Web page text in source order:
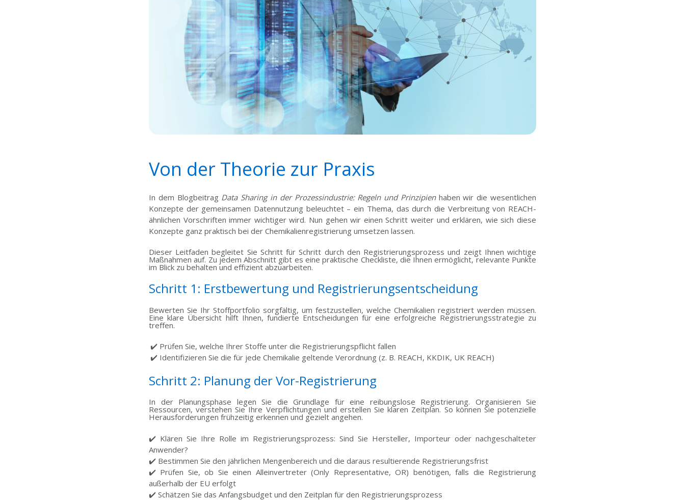
Von der Theorie zur Praxis
In dem Blogbeitrag Data Sharing in der Prozessindustrie: Regeln und Prinzipienhaben wir die wesentlichen
Konzepte der gemeinsamen Datennutzung beleuchtet – ein Thema, das durch die Verbreitung von REACH-
ähnlichen Vorschriften immer wichtiger wird. Nun gehen wir einen Schritt weiter und erklären, wie sich diese
Konzepte ganz praktisch bei der Chemikalienregistrierung umsetzen lassen.
Dieser Leitfaden begleitet Sie Schritt für Schritt durch den Registrierungsprozess und zeigt Ihnen wichtige
Maßnahmen auf. Zu jedem Abschnitt gibt es eine praktische Checkliste, die Ihnen ermöglicht, relevante Punkte
im Blick zu behalten und effizient abzuarbeiten.
Schritt 1: Erstbewertung und Registrierungsentscheidung
Bewerten Sie Ihr Stoffportfolio sorgfältig, um festzustellen, welche Chemikalien registriert werden müssen.
Eine klare Übersicht hilft Ihnen, fundierte Entscheidungen für eine erfolgreiche Registrierungsstrategie zu
treffen.
✔️ Prüfen Sie, welche Ihrer Stoffe unter die Registrierungspflicht fallen
✔️ Identifizieren Sie die für jede Chemikalie geltende Verordnung (z. B. REACH, KKDIK, UK REACH)
Schritt 2: Planung der Vor-Registrierung
In der Planungsphase legen Sie die Grundlage für eine reibungslose Registrierung. Organisieren Sie
Ressourcen, verstehen Sie Ihre Verpflichtungen und erstellen Sie klaren Zeitplan. So können Sie potenzielle
Herausforderungen frühzeitig erkennen und gezielt angehen.
✔️ Klären Sie Ihre Rolle im Registrierungsprozess: Sind Sie Hersteller, Importeur oder nachgeschalteter
Anwender?
✔️ Bestimmen Sie den jährlichen Mengenbereich und die daraus resultierende Registrierungsfrist
✔️ Prüfen Sie, ob Sie einen Alleinvertreter (Only Representative, OR) benötigen, falls die Registrierung
außerhalb der EU erfolgt
✔️ Schätzen Sie das Anfangsbudget und den Zeitplan für den Registrierungsprozess